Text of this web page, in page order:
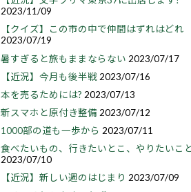
2023/11/09
【クイズ】この市の中で仲間はずれはどれ
2023/07/19
暑すぎると旅もままならない 2023/07/17
【近況】今月も後半戦 2023/07/16
本を売るためには? 2023/07/13
新スマホと原付き整備 2023/07/12
1000部の道も一歩から 2023/07/11
食べたいもの、行きたいとこ、やりたいこ
2023/07/10
【近況】新しい週のはじまり 2023/07/09